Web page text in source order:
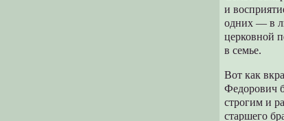
и
одних — в
церковной
в семье.
Вот как
Федорович
строгим и
старшего